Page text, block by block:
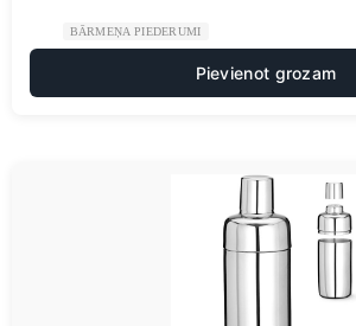
BĀRMEŅA PIEDERUMI
Pievienot grozam